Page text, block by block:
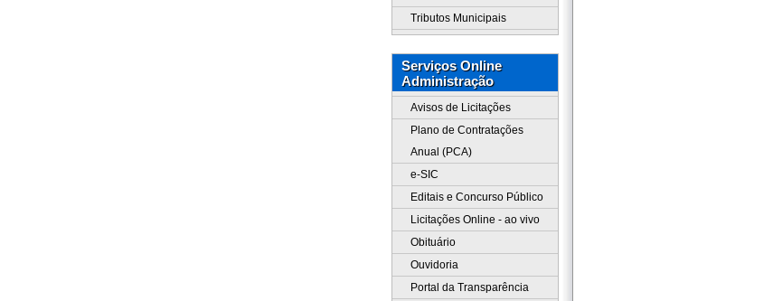
Tributos Municipais
Serviços Online
Administração
Avisos de Licitações
Plano de Contratações
Anual (PCA)
e-SIC
Editais e Concurso Público
Licitações Online - ao vivo
Obituário
Ouvidoria
Portal da Transparência